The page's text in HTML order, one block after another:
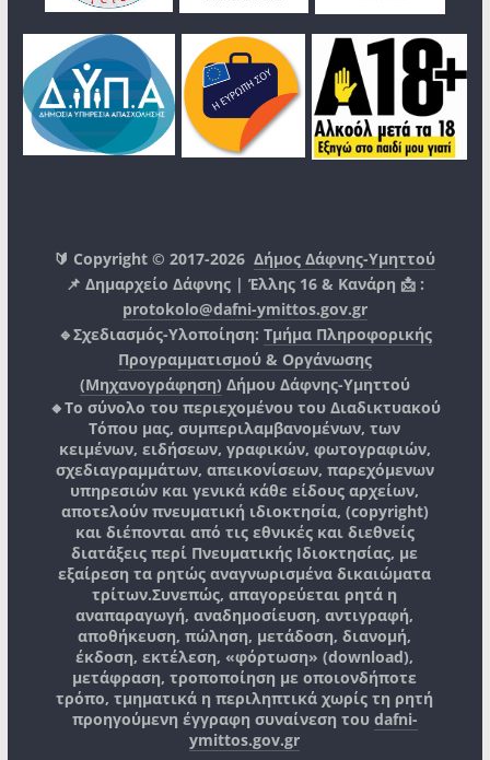
🔰 Copyright © 2017-2026Δήμος Δάφνης-Υμηττού
📌 Δημαρχείο Δάφνης | Έλλης 16 & Κανάρη 📩 :
protokolo@dafni-ymittos.gov.gr
🔹Σχεδιασμός-Υλοποίηση: Τμήμα Πληροφορικής
Προγραμματισμού & Οργάνωσης
(Μηχανογράφηση) Δήμου Δάφνης-Υμηττού
🔸Το σύνολο του περιεχομένου του Διαδικτυακού
Τόπου μας, συμπεριλαμβανομένων, των
κειμένων, ειδήσεων, γραφικών, φωτογραφιών,
σχεδιαγραμμάτων, απεικονίσεων, παρεχόμενων
υπηρεσιών και γενικά κάθε είδους αρχείων,
αποτελούν πνευματική ιδιοκτησία, (copyright)
και διέπονται από τις εθνικές και διεθνείς
διατάξεις περί Πνευματικής Ιδιοκτησίας, με
εξαίρεση τα ρητώς αναγνωρισμένα δικαιώματα
τρίτων.Συνεπώς, απαγορεύεται ρητά η
αναπαραγωγή, αναδημοσίευση, αντιγραφή,
αποθήκευση, πώληση, μετάδοση, διανομή,
έκδοση, εκτέλεση, «φόρτωση» (download),
μετάφραση, τροποποίηση με οποιονδήποτε
τρόπο, τμηματικά η περιληπτικά χωρίς τη ρητή
προηγούμενη έγγραφη συναίνεση του dafni-
ymittos.gov.gr